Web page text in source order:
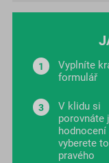
Vyplníte
formulář
V klidu si
porovnáte
hodnocení
vyberete
pravého